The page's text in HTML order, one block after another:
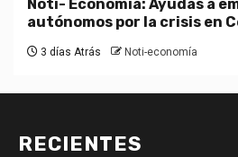
Noti- Economia: Ayudas a
autónomos por la crisis en
3 días Atrás Noti-economía
RECIENTES